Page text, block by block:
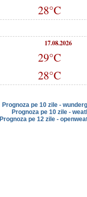
28°C
17.08.2026
29°C
28°C
Prognoza pe 10 zile -
Prognoza pe 10 zile -
Prognoza pe 12 zile -